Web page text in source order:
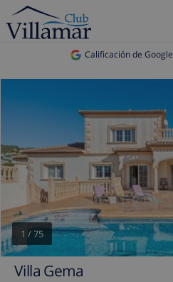
Calificación de Google
1 /75
Villa Gema